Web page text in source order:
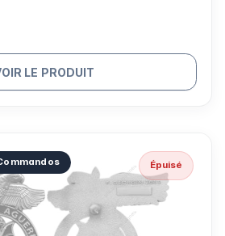
LE PRODUIT
Épuisé